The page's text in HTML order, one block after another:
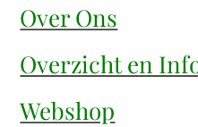
Over Ons
Overzicht en
Webshop